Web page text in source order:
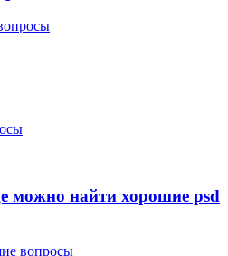
можно найти хорошие psd
вопросы